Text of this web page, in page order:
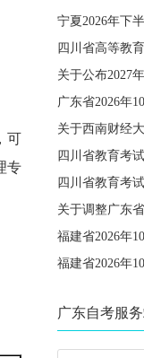
可
专
宁夏2026年下
广东省2026年
福建省2026年
福建省2026年
广东自考服